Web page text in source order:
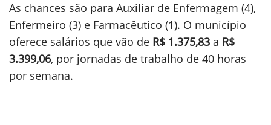
As chances são para Auxiliar de Enfermagem (4),
Enfermeiro (3) e Farmacêutico (1). O município
oferece salários que vão de R$ 1.375,83 a R$
3.399,06, por jornadas de trabalho de 40 horas
por semana.